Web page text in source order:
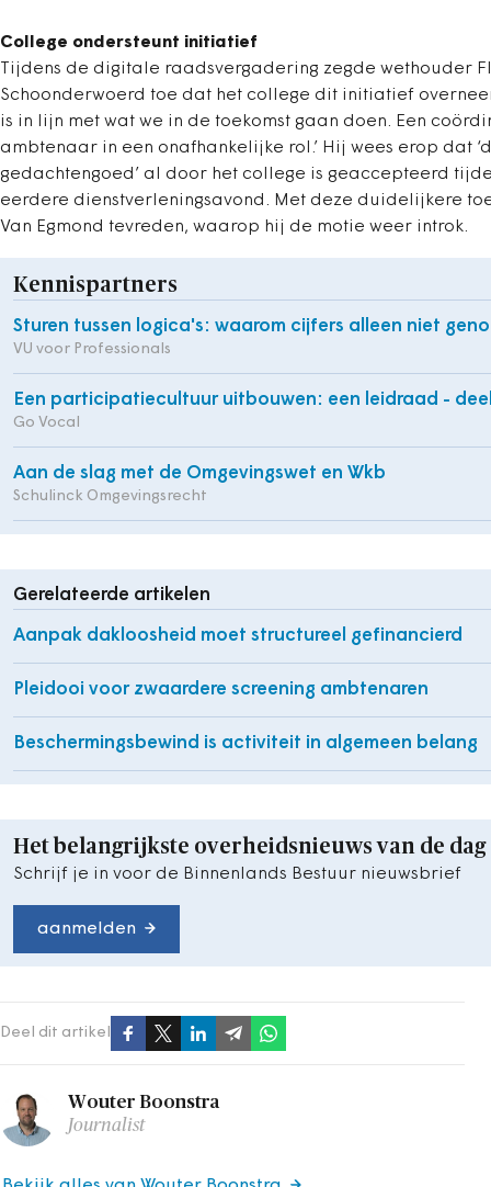
College ondersteunt initiatief
Tijdens de digitale raadsvergadering zegde wethouder
Schoonderwoerd toe dat het college dit initiatief
is in lijn met wat we in de toekomst gaan doen. Een
ambtenaar in een onafhankelijke rol.’ Hij wees erop dat
gedachtengoed’ al door het college is geaccepteerd
eerdere dienstverleningsavond. Met deze duidelijkere
Van Egmond tevreden, waarop hij de motie weer introk.
Kennispartners
Sturen tussen logica's: waarom cijfers alleen niet
VU voor Professionals
Een participatiecultuur uitbouwen: een leidraad -
Go Vocal
Aan de slag met de Omgevingswet en Wkb
Schulinck Omgevingsrecht
Gerelateerde artikelen
Aanpak dakloosheid moet structureel gefinancierd
Pleidooi voor zwaardere screening ambtenaren
Beschermingsbewind is activiteit in algemeen belang
Het belangrijkste overheidsnieuws van de dag
Schrijf je in voor de Binnenlands Bestuur nieuwsbrief
aanmelden
Deel dit artikel
Wouter Boonstra
Journalist